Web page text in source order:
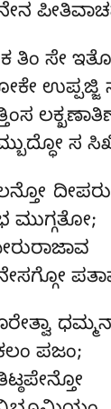
ತಿಂ ಸೇ
ಸ
ಮುಗ್ಗತೋ;
ಪಜಂ;